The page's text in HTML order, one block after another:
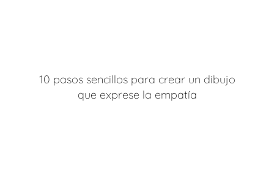
10 pasos sencillos para crear un dibujo
que exprese la empatía